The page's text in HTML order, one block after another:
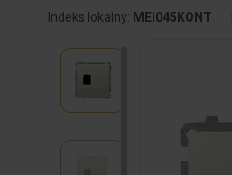
Indeks lokalny: MEI045KONT